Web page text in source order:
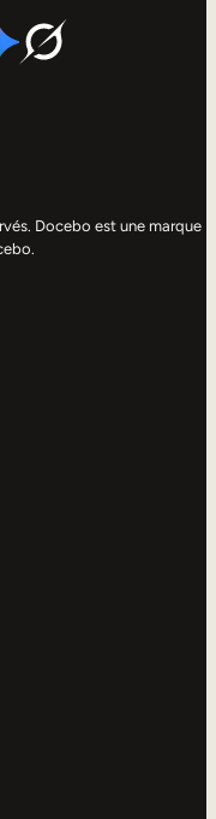
Docebo est une marque